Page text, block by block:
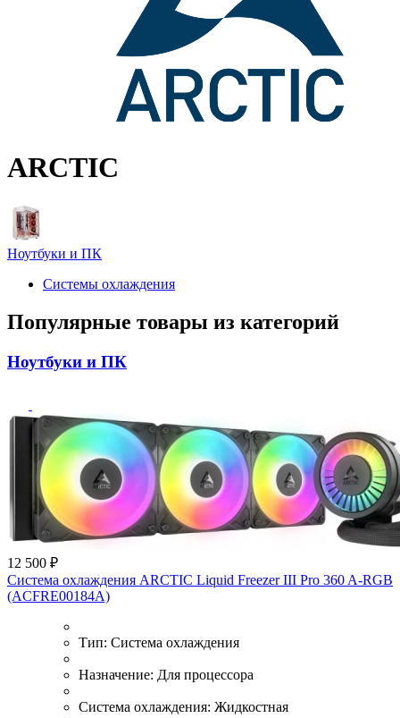
ARCTIC
Ноутбуки и ПК
Системы охлаждения
Популярные товары из категорий
Ноутбуки и ПК
12 500 ₽
Система охлаждения ARCTIC Liquid Freezer III Pro 360 A-RGB
(ACFRE00184A)
Тип: Система охлаждения
Назначение: Для процессора
Система охлаждения: Жидкостная